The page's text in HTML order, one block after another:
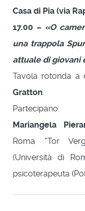
Casa di Pia (via
17.00 – «O
una trappola
attuale di giovani
Tavola rotonda
Gratton
Partecipano:
Mariangela
Roma "Tor
(Università di
psicoterapeuta